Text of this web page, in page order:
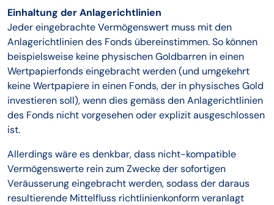
Einhaltung der Anlagerichtlinien
Jeder eingebrachte Vermögenswert muss mit den
Anlagerichtlinien des Fonds übereinstimmen. So können
beispielsweise keine physischen Goldbarren in einen
Wertpapierfonds eingebracht werden (und umgekehrt
keine Wertpapiere in einen Fonds, der in physisches Gold
investieren soll), wenn dies gemäss den Anlagerichtlinien
des Fonds nicht vorgesehen oder explizit ausgeschlossen
ist.
Allerdings wäre es denkbar, dass nicht-kompatible
Vermögenswerte rein zum Zwecke der sofortigen
Veräusserung eingebracht werden, sodass der daraus
resultierende Mittelfluss richtlinienkonform veranlagt